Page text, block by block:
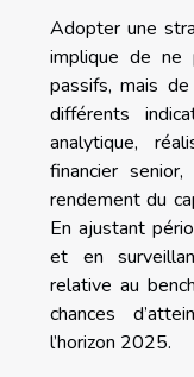
Adopter une
implique de ne
passifs, mais
différents
analytique,
financier
rendement du
En ajustant
et en
relative au
chances
l’horizon 2025.